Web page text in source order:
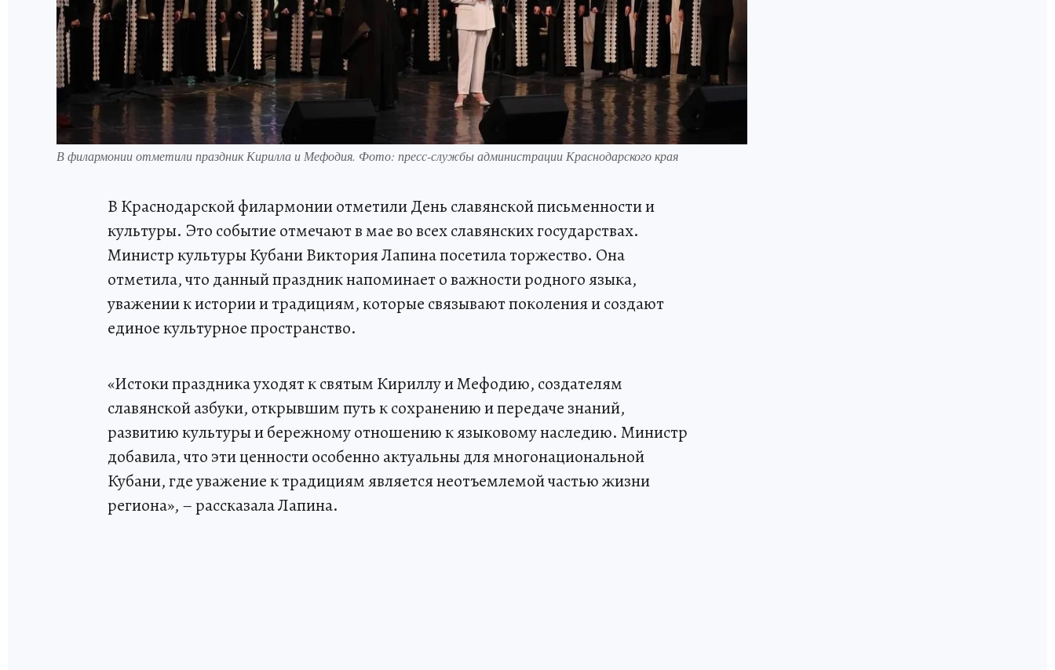
В филармонии отметили праздник Кирилла и Мефодия. Фото: пресс-службы администрации Краснодарского края
В Краснодарской филармонии отметили День славянской письменности и
культуры. Это событие отмечают в мае во всех славянских государствах.
Министр культуры Кубани Виктория Лапина посетила торжество. Она
отметила, что данный праздник напоминает о важности родного языка,
уважении к истории и традициям, которые связывают поколения и создают
единое культурное пространство.
«Истоки праздника уходят к святым Кириллу и Мефодию, создателям
славянской азбуки, открывшим путь к сохранению и передаче знаний,
развитию культуры и бережному отношению к языковому наследию. Министр
добавила, что эти ценности особенно актуальны для многонациональной
Кубани, где уважение к традициям является неотъемлемой частью жизни
региона», – рассказала Лапина.